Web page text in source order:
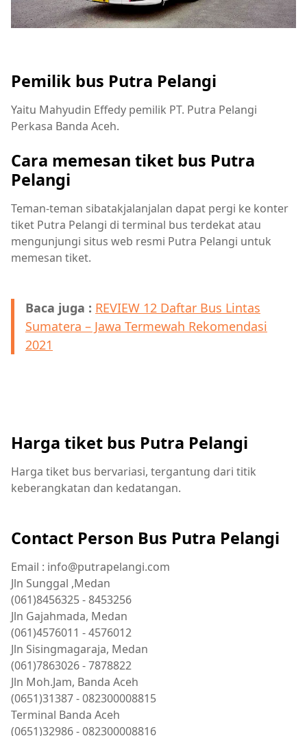
Pemilik bus Putra Pelangi
Yaitu Mahyudin Effedy pemilik PT. Putra Pelangi
Perkasa Banda Aceh.
Cara memesan tiket bus Putra
Pelangi
Teman-teman sibatakjalanjalan dapat pergi ke konter
tiket Putra Pelangi di terminal bus terdekat atau
mengunjungi situs web resmi Putra Pelangi untuk
memesan tiket.
Baca juga : REVIEW 12 Daftar Bus Lintas
Sumatera – Jawa Termewah Rekomendasi
2021
Harga tiket bus Putra Pelangi
Harga tiket bus bervariasi, tergantung dari titik
keberangkatan dan kedatangan.
Contact Person Bus Putra Pelangi
Email : info@putrapelangi.com
Jln Sunggal ,Medan
(061)8456325 - 8453256
Jln Gajahmada, Medan
(061)4576011 - 4576012
Jln Sisingmagaraja, Medan
(061)7863026 - 7878822
Jln Moh.Jam, Banda Aceh
(0651)31387 - 082300008815
Terminal Banda Aceh
(0651)32986 - 082300008816